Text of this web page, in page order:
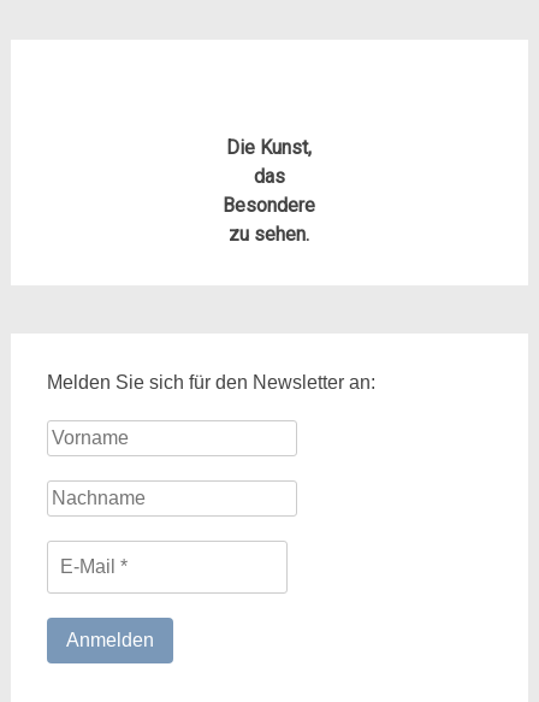
Die Kunst,
das
Besondere
zu sehen.
Melden Sie sich für den Newsletter an: